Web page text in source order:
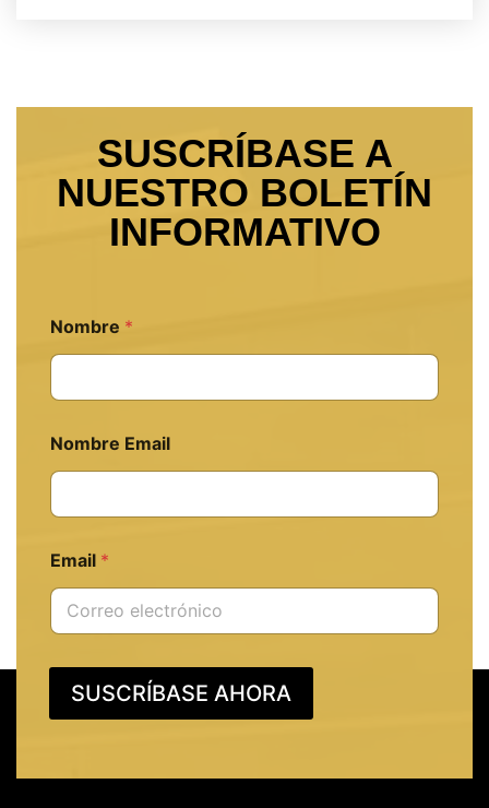
SUSCRÍBASE A
NUESTRO BOLETÍN
INFORMATIVO
Nombre *
Nombre Email
Email *
SUSCRÍBASE AHORA